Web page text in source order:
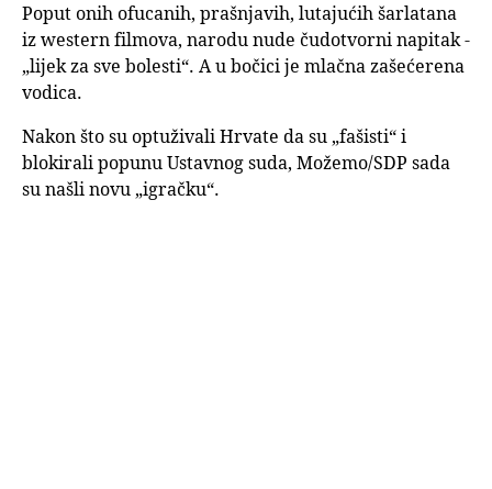
Poput onih ofucanih, prašnjavih, lutajućih šarlatana
iz western filmova, narodu nude čudotvorni napitak -
„lijek za sve bolesti“. A u bočici je mlačna zašećerena
vodica.
Nakon što su optuživali Hrvate da su „fašisti“ i
blokirali popunu Ustavnog suda, Možemo/SDP sada
su našli novu „igračku“.